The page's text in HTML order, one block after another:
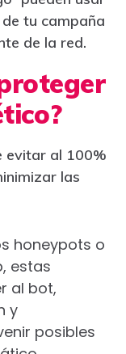
tu campaña
de la red.
evitar al 100%
las
honeypots o
estas
al bot,
y
posibles